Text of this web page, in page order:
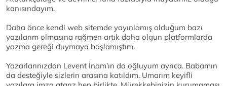
kanısındayım.
Daha önce kendi web sitemde yayınlamış olduğum bazı
yazılarım olmasına rağmen artık daha olgun platformlarda
yazma gereği duymaya başlamıştım.
Yazarlarınızdan Levent İnam'ın da oğluyum ayrıca. Babamın
da desteğiyle sizlerin arasına katıldım. Umarım keyifli